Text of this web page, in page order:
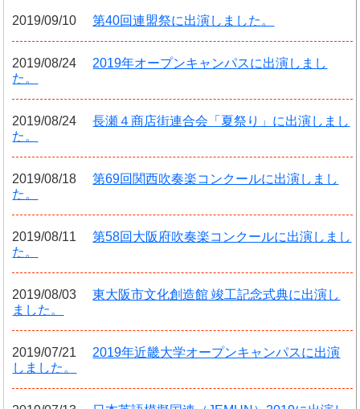
2019/09/10第40回連盟祭に出演しました。
2019/08/24 2019年オープンキャンパスに出演しまし
た。
2019/08/24長瀬４商店街連合会「夏祭り」に出演しまし
た。
2019/08/18第69回関西吹奏楽コンクールに出演しまし
た。
2019/08/11第58回大阪府吹奏楽コンクールに出演しまし
た。
2019/08/03東大阪市文化創造館 竣工記念式典に出演し
ました。
2019/07/21 2019年近畿大学オープンキャンパスに出演
しました。